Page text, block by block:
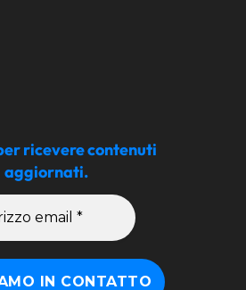
ricevere contenuti
aggiornati.